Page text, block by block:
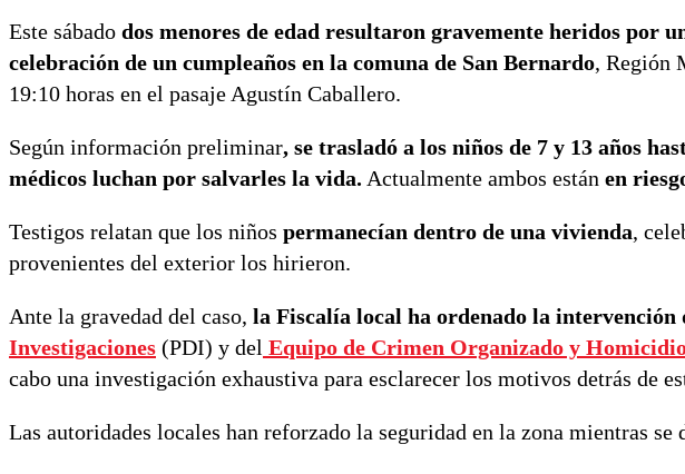
Este sábado dos menores de edad resultaron gravemente heridos por
celebración de un cumpleaños en la comuna de San Bernardo, Región
19:10 horas en el pasaje Agustín Caballero.
Según información preliminar, se trasladó a los niños de 7 y 13 años
médicos luchan por salvarles la vida. Actualmente ambos están en
Testigos relatan que los niños permanecían dentro de una vivienda,
provenientes del exterior los hirieron.
Ante la gravedad del caso, la Fiscalía local ha ordenado la
Investigaciones (PDI) y del Equipo de Crimen Organizado y
cabo una investigación exhaustiva para esclarecer los motivos detrás de
Las autoridades locales han reforzado la seguridad en la zona mientras